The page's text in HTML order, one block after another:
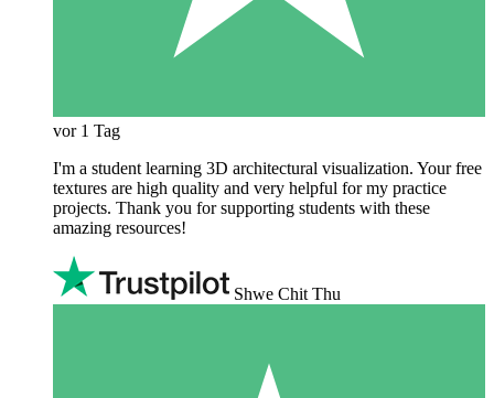
vor 1 Tag
I'm a student learning 3D architectural visualization. Your free
textures are high quality and very helpful for my practice
projects. Thank you for supporting students with these
amazing resources!
Shwe Chit Thu